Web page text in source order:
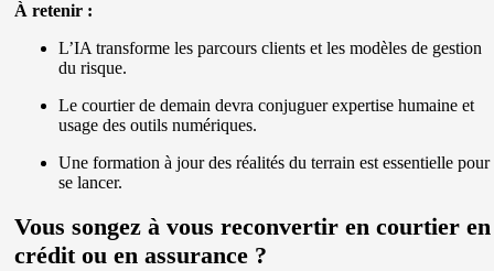
À retenir :
L’IA transforme les parcours clients et les modèles de gestion
du risque.
Le courtier de demain devra conjuguer expertise humaine et
usage des outils numériques.
Une formation à jour des réalités du terrain est essentielle pour
se lancer.
Vous songez à vous reconvertir en courtier en
crédit ou en assurance ?